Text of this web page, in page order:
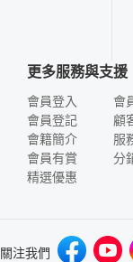
更多服務與支援
會員登入
會員登記
會籍簡介
會員有賞
精選優惠
會
顧
服
分
關注我們